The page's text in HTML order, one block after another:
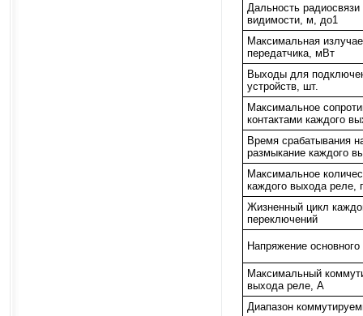
Дальность
видимости, м, до1
Максимальная
передатчика, мВт
Выходы для
устройств, шт.
Максимальное
контактами каждого
Время срабатывания
размыкание каждого
Максимальное
каждого выхода реле,
Жизненный цикл
переключений
Напряжение
Максимальный
выхода реле, А
Диапазон